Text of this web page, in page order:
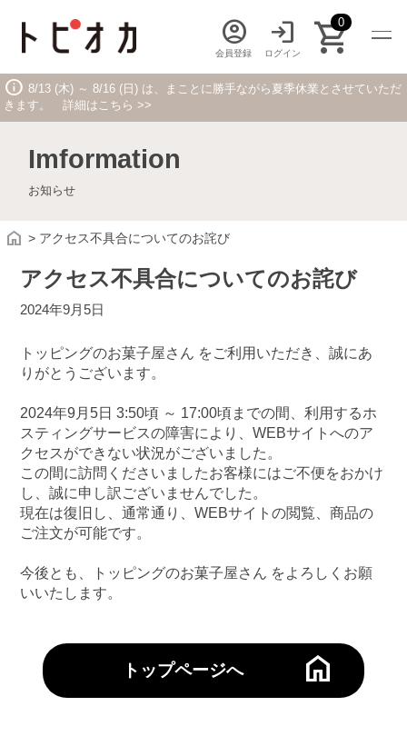
account_circle
会員登録
login
ログイン shopping_cart
0
JP EN
Category トッピング素材 カテゴリ一覧
FOOD
SWEETS
スイーツに使えるトッピング
ドリンクに使えるトッピング
info 8/13 (木) ～ 8/16 (日) は、まことに勝手ながら夏季休業とさせていただ
きます。 詳細はこちら >>
Imformation
お知らせ
home > アクセス不具合についてのお詫び
アクセス不具合についてのお詫び
2024年9月5日
トッピングのお菓子屋さん をご利用いただき、誠にあ
りがとうございます。
2024年9月5日 3:50頃 ～ 17:00頃までの間、利用するホ
スティングサービスの障害により、WEBサイトへのア
クセスができない状況がございました。
この間に訪問くださいましたお客様にはご不便をおかけ
し、誠に申し訳ございませんでした。
現在は復旧し、通常通り、WEBサイトの閲覧、商品の
ご注文が可能です。
今後とも、トッピングのお菓子屋さん をよろしくお願
いいたします。
トップページへ home